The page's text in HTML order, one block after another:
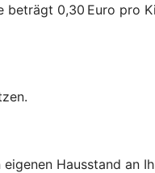
beträgt 0,30 Euro pro
Hausstand an